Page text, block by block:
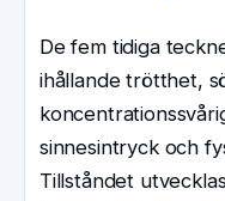
De fem tidiga
ihållande trötthet,
sinnesintryck och
Tillståndet